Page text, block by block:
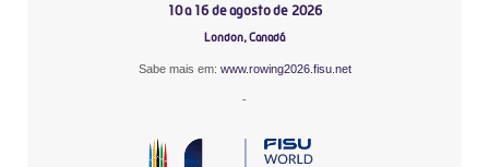
10 a 16 de agosto de 2026
London, Canadá
Sabe mais em: www.rowing2026.fisu.net
-